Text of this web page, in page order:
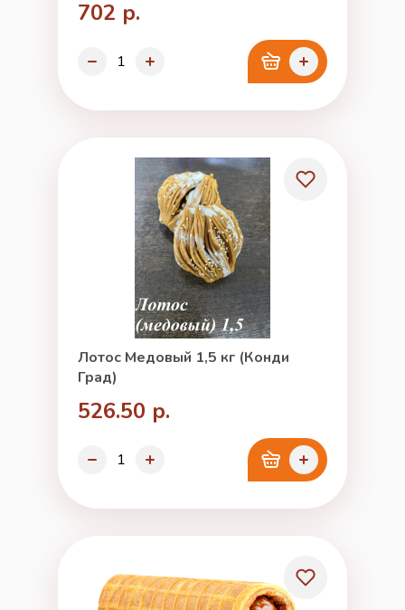
702 р.
Лотос Медовый 1,5 кг (Конди
Град)
526.50 р.